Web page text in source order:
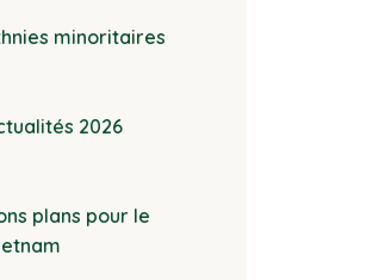
minoritaires
2026
plans pour le